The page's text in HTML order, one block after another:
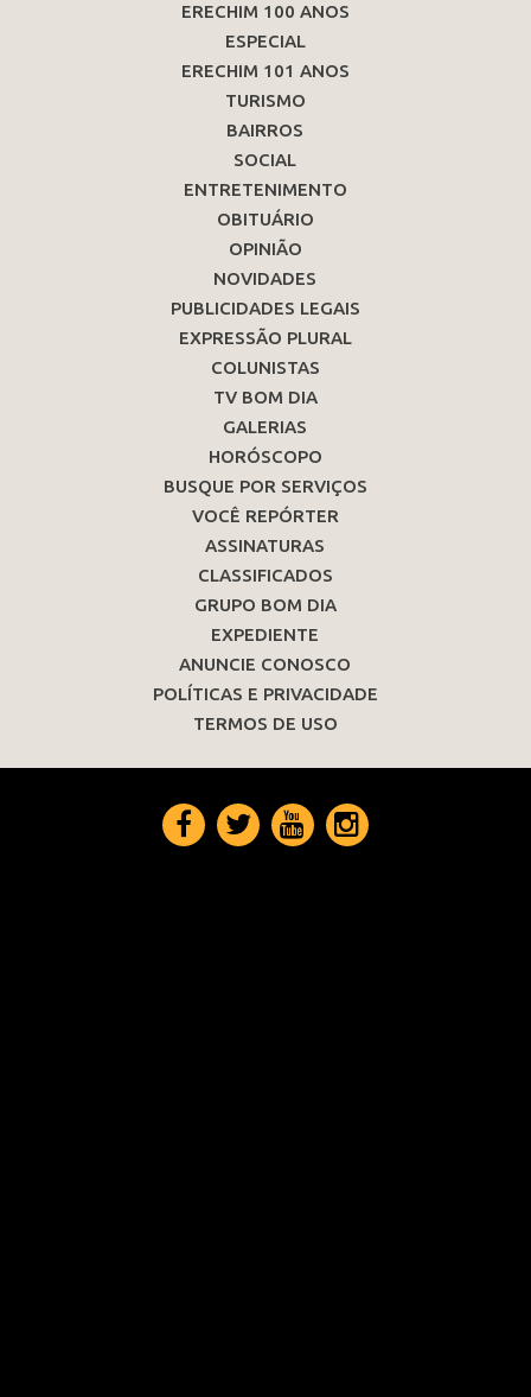
ERECHIM 100 ANOS
ESPECIAL
ERECHIM 101 ANOS
TURISMO
BAIRROS
SOCIAL
ENTRETENIMENTO
OBITUÁRIO
OPINIÃO
NOVIDADES
PUBLICIDADES LEGAIS
EXPRESSÃO PLURAL
COLUNISTAS
TV BOM DIA
GALERIAS
HORÓSCOPO
BUSQUE POR SERVIÇOS
VOCÊ REPÓRTER
ASSINATURAS
CLASSIFICADOS
GRUPO BOM DIA
EXPEDIENTE
ANUNCIE CONOSCO
POLÍTICAS E PRIVACIDADE
TERMOS DE USO